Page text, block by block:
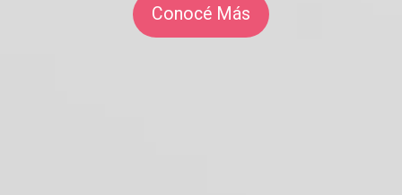
Conocé Más